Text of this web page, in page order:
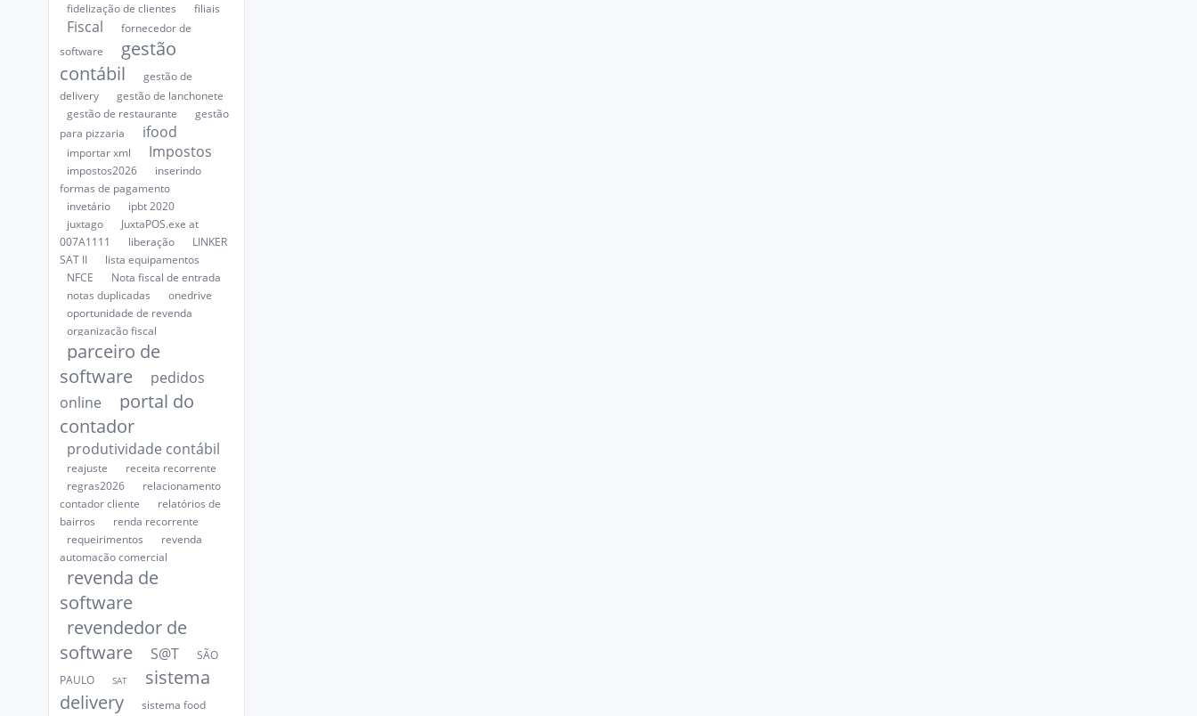
fidelização de clientes
filiais
Fiscal
fornecedor de
software
gestão
contábil
gestão de
delivery
gestão de lanchonete
gestão de restaurante
gestão
para pizzaria
ifood
importar xml Impostos
impostos2026
inserindo
formas de pagamento
invetário
ipbt 2020
juxtago
JuxtaPOS.exe at
007A1111
liberação
LINKER
SAT II
lista equipamentos
NFCE
Nota fiscal de entrada
notas duplicadas
onedrive
oportunidade de revenda
organização fiscal
parceiro de
software
pedidos
online
portal do
contador
produtividade contábil
reajuste
receita recorrente
regras2026
relacionamento
contador cliente
relatórios de
bairros
renda recorrente
requeirimentos
revenda
automação comercial
revenda de
software
revendedor de
software
S@T
SÃO
PAULO
SAT
sistema
delivery
sistema food